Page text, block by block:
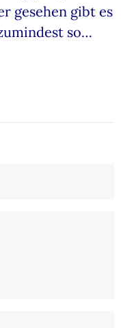
gesehen gibt es
so…